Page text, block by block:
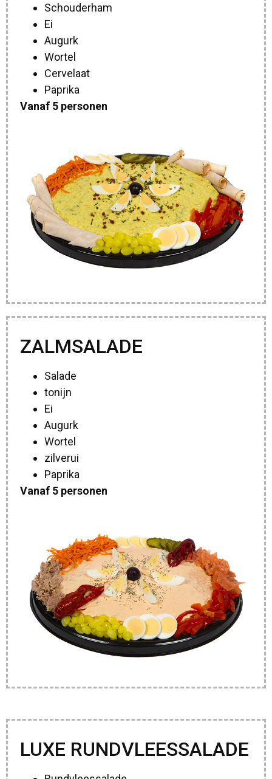
Schouderham
Ei
Augurk
Wortel
Cervelaat
Paprika
Vanaf 5 personen
ZALMSALADE
Salade
tonijn
Ei
Augurk
Wortel
zilverui
Paprika
Vanaf 5 personen
LUXE RUNDVLEESSALADE